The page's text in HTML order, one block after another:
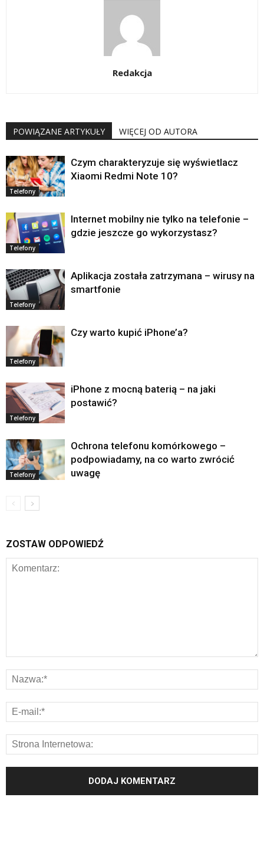
Redakcja
POWIĄZANE ARTYKUŁY WIĘCEJ OD AUTORA
Telefony
Czym charakteryzuje się wyświetlacz
Xiaomi Redmi Note 10?
Telefony
Internet mobilny nie tylko na telefonie –
gdzie jeszcze go wykorzystasz?
Telefony
Aplikacja została zatrzymana – wirusy na
smartfonie
Telefony
Czy warto kupić iPhone’a?
Telefony
iPhone z mocną baterią – na jaki
postawić?
Telefony
Ochrona telefonu komórkowego –
podpowiadamy, na co warto zwrócić
uwagę
ZOSTAW ODPOWIEDŹ